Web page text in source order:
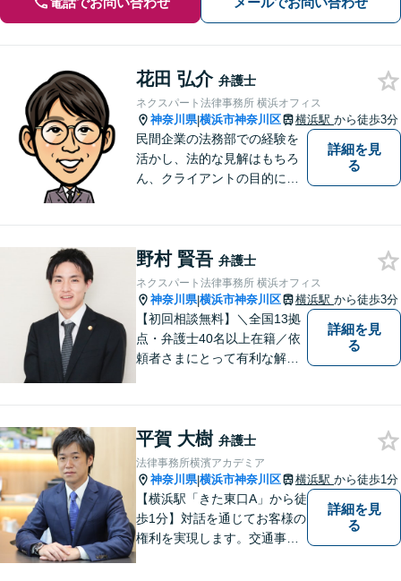
花田 弘介 弁護士
ネクスパート法律事務所 横浜オフィス
神奈川県|横浜市神奈川区 横浜駅 から徒歩3分
民間企業の法務部での経験を
活かし、法的な見解はもちろ
ん、クライアントの目的に適
ます。情熱を大切にしつつ、
冷静を保つ、心を込めて解決
します。【分割払い可】
詳細を見
る
野村 賢吾 弁護士
ネクスパート法律事務所 横浜オフィス
神奈川県|横浜市神奈川区 横浜駅 から徒歩3分
【初回相談無料】＼全国13拠
点・弁護士40名以上在籍／依
頼者さまにとって有利な解決
事件など、ご相談ください
【夜間・休日対応】
詳細を見
る
平賀 大樹 弁護士
法律事務所横濱アカデミア
神奈川県|横浜市神奈川区 横浜駅 から徒歩1分
【横浜駅「きた東口A」から徒
歩1分】対話を通じてお客様の
権利を実現します。交通事故
詳細を見
る